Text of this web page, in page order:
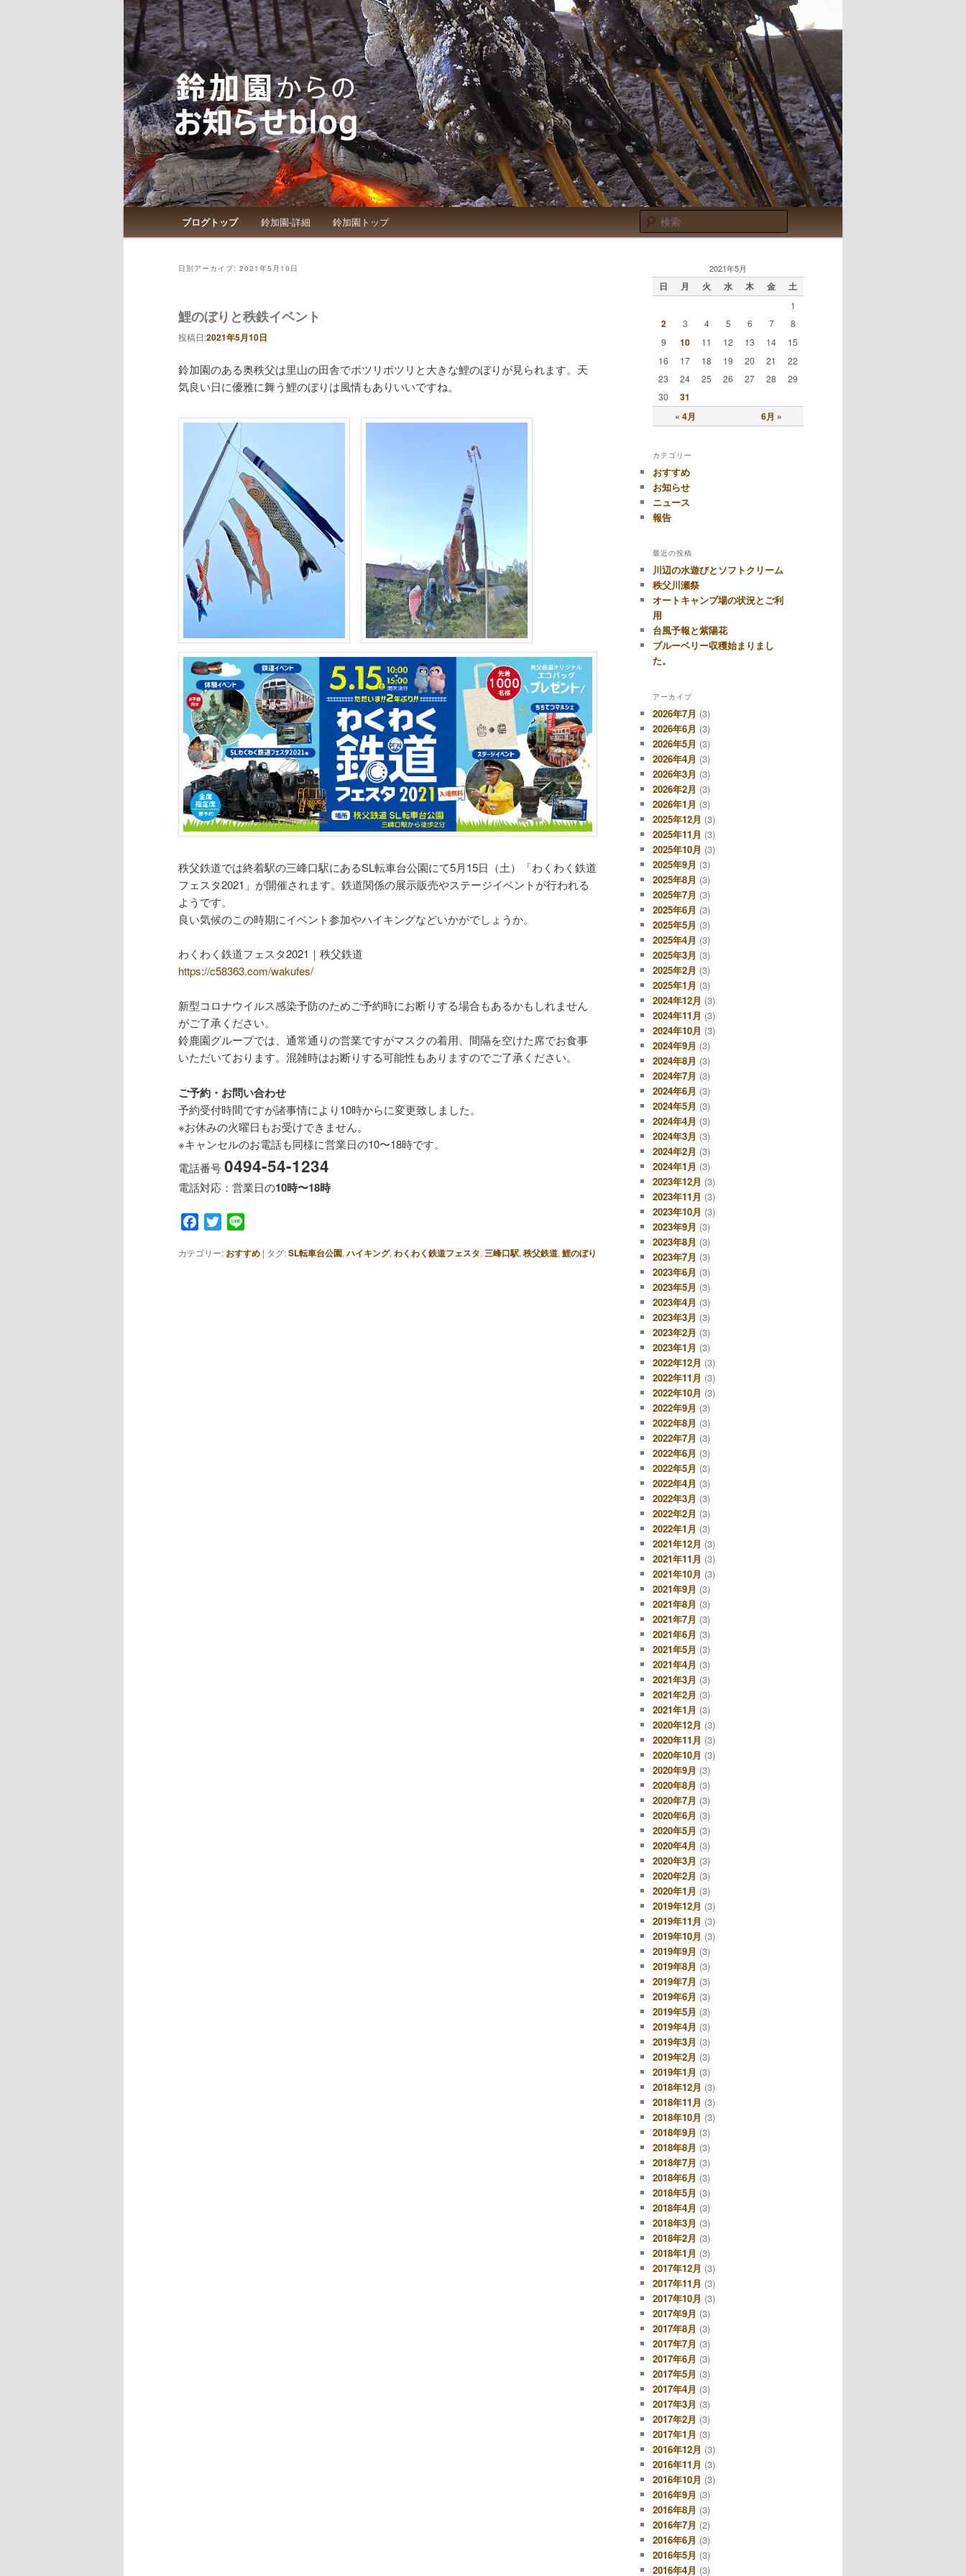
鈴加園からのお知らせブログ
鈴加園からのお知らせです
索
メインメニュー
メインコンテンツへ移動
サブコンテンツへ移動
ブログトップ 鈴加園-詳細 鈴加園トップ
日別アーカイブ: 2021年5月10日
鯉のぼりと秩鉄イベント
投稿日:2021年5月10日
鈴加園のある奥秩父は里山の田舎でポツリポツリと大きな鯉のぼりが見られます。天
気良い日に優雅に舞う鯉のぼりは風情もありいいですね。
秩父鉄道では終着駅の三峰口駅にあるSL転車台公園にて5月15日（土）「わくわく鉄道
フェスタ2021」が開催されます。鉄道関係の展示販売やステージイベントが行われる
ようです。
良い気候のこの時期にイベント参加やハイキングなどいかがでしょうか。
わくわく鉄道フェスタ2021｜秩父鉄道
https://c58363.com/wakufes/
新型コロナウイルス感染予防のためご予約時にお断りする場合もあるかもしれません
がご了承ください。
鈴鹿園グループでは、通常通りの営業ですがマスクの着用、間隔を空けた席でお食事
いただいております。混雑時はお断りする可能性もありますのでご了承ください。
ご予約・お問い合わせ
予約受付時間ですが諸事情により10時からに変更致しました。
※お休みの火曜日もお受けできません。
※キャンセルのお電話も同様に営業日の10〜18時です。
電話番号0494-54-1234
電話対応：営業日の10時〜18時
Facebook
Twitter
カテゴリー: おすすめ | タグ:SL転車台公園, ハイキング, わくわく鉄道フェスタ, 三峰口駅, 秩父鉄道, 鯉のぼり
2021年5月
日 月 火 水 木 金 土
« 4月 6月 »
1
2 3 4 5 6 7
8
9
10 11 12 13 14
15
16
17 18 19 20 21
22
23
24 25 26 27 28
29
30
31
カテゴリー
おすすめ
お知らせ
ニュース
報告
最近の投稿
川辺の水遊びとソフトクリーム
秩父川瀬祭
オートキャンプ場の状況とご利
用
台風予報と紫陽花
ブルーベリー収穫始まりまし
た。
アーカイブ
2026年7月 (3)
2026年6月 (3)
2026年5月 (3)
2026年4月 (3)
2026年3月 (3)
2026年2月 (3)
2026年1月 (3)
2025年12月 (3)
2025年11月 (3)
2025年10月 (3)
2025年9月 (3)
2025年8月 (3)
2025年7月 (3)
2025年6月 (3)
2025年5月 (3)
2025年4月 (3)
2025年3月 (3)
2025年2月 (3)
2025年1月 (3)
2024年12月 (3)
2024年11月 (3)
2024年10月 (3)
2024年9月 (3)
2024年8月 (3)
2024年7月 (3)
2024年6月 (3)
2024年5月 (3)
2024年4月 (3)
2024年3月 (3)
2024年2月 (3)
2024年1月 (3)
2023年12月 (3)
2023年11月 (3)
2023年10月 (3)
2023年9月 (3)
2023年8月 (3)
2023年7月 (3)
2023年6月 (3)
2023年5月 (3)
2023年4月 (3)
2023年3月 (3)
2023年2月 (3)
2023年1月 (3)
2022年12月 (3)
2022年11月 (3)
2022年10月 (3)
2022年9月 (3)
2022年8月 (3)
2022年7月 (3)
2022年6月 (3)
2022年5月 (3)
2022年4月 (3)
2022年3月 (3)
2022年2月 (3)
2022年1月 (3)
2021年12月 (3)
2021年11月 (3)
2021年10月 (3)
2021年9月 (3)
2021年8月 (3)
2021年7月 (3)
2021年6月 (3)
2021年5月 (3)
2021年4月 (3)
2021年3月 (3)
2021年2月 (3)
2021年1月 (3)
2020年12月 (3)
2020年11月 (3)
2020年10月 (3)
2020年9月 (3)
2020年8月 (3)
2020年7月 (3)
2020年6月 (3)
2020年5月 (3)
2020年4月 (3)
2020年3月 (3)
2020年2月 (3)
2020年1月 (3)
2019年12月 (3)
2019年11月 (3)
2019年10月 (3)
2019年9月 (3)
2019年8月 (3)
2019年7月 (3)
2019年6月 (3)
2019年5月 (3)
2019年4月 (3)
2019年3月 (3)
2019年2月 (3)
2019年1月 (3)
2018年12月 (3)
2018年11月 (3)
2018年10月 (3)
2018年9月 (3)
2018年8月 (3)
2018年7月 (3)
2018年6月 (3)
2018年5月 (3)
2018年4月 (3)
2018年3月 (3)
2018年2月 (3)
2018年1月 (3)
2017年12月 (3)
2017年11月 (3)
2017年10月 (3)
2017年9月 (3)
2017年8月 (3)
2017年7月 (3)
2017年6月 (3)
2017年5月 (3)
2017年4月 (3)
2017年3月 (3)
2017年2月 (3)
2017年1月 (3)
2016年12月 (3)
2016年11月 (3)
2016年10月 (3)
2016年9月 (3)
2016年8月 (3)
2016年7月 (2)
2016年6月 (3)
2016年5月 (3)
2016年4月 (3)